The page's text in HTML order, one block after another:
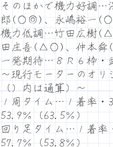
そのほかで機力好
郎(○◎)、永嶋裕一
機力低調…竹田広樹
田庄吾(△○)、仲本
一発期待…８Ｒ６枠・
～現行モーターのオリ
（）内は通算）～
１周タイム…１着率・
53.9％（63.5％）
回り足タイム…１着率
57.7％（53.8％）